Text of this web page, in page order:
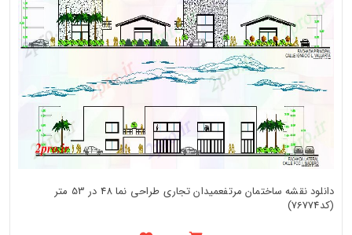
دانلود نقشه ساختمان مرتفعمیدان تجاری طراحی نما 48 در 53 متر
(کد76774)